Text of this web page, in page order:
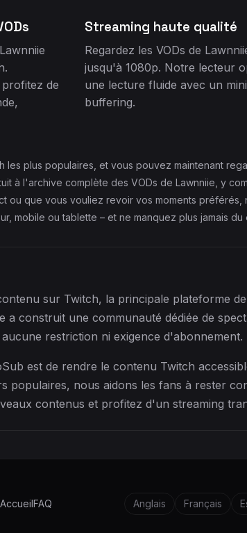
de
Streaming haute qualité
Regardez les VODs de
jusqu'à 1080p. Notre lecteur
une lecture fluide avec un
buffering.
les plus populaires, et vous pouvez maintenant
à l'archive complète des VODs de Lawnniie, y
ou que vous vouliez revoir vos moments
mobile ou tablette – et ne manquez plus jamais
sur Twitch, la principale plateforme
a construit une communauté dédiée de
restriction ni exigence d'abonnement.
est de rendre le contenu Twitch
populaires, nous aidons les fans à rester
contenus et profitez d'un streaming
AccueilFAQ Anglais Français